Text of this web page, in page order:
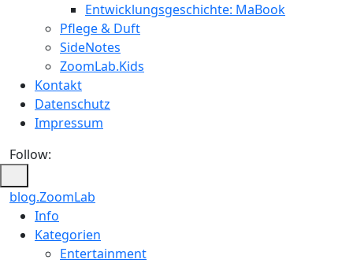
Entwicklungsgeschichte: MaBook
Pflege & Duft
SideNotes
ZoomLab.Kids
Kontakt
Datenschutz
Impressum
Follow:
blog.ZoomLab
ZoomLab
//
Info
Kategorien
Entertainment